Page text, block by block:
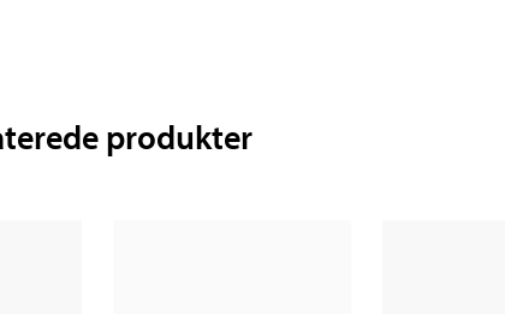
produkter